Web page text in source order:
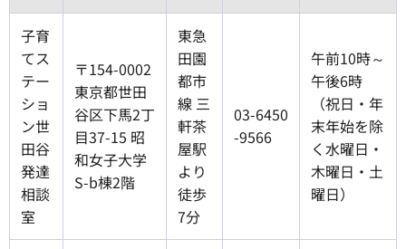
子育
てス
テー
ショ
ン世
田谷
発達
相談
室
〒154-0002
東京都世田
谷区下馬2丁
目37-15 昭
和女子大学
S-b棟2階
東急
田園
都市
線 三
軒茶
屋駅
より
徒歩
7分
03-6450
-9566
午前10時～
午後6時
（祝日・年
末年始を除
く水曜日・
木曜日・土
曜日）